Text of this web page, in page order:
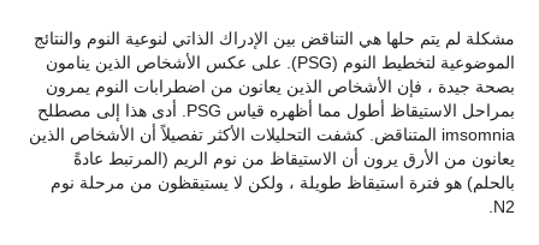
مشكلة لم يتم حلها هي التناقض بين الإدراك الذاتي لنوعية النوم والنتائج
الموضوعية لتخطيط النوم (PSG). على عكس الأشخاص الذين ينامون
بصحة جيدة ، فإن الأشخاص الذين يعانون من اضطرابات النوم يمرون
بمراحل الاستيقاظ أطول مما أظهره قياس PSG. أدى هذا إلى مصطلح
imsomnia المتناقض. كشفت التحليلات الأكثر تفصيلاً أن الأشخاص الذين
يعانون من الأرق يرون أن الاستيقاظ من نوم الريم (المرتبط عادةً
بالحلم) هو فترة استيقاظ طويلة ، ولكن لا يستيقظون من مرحلة نوم
N2.